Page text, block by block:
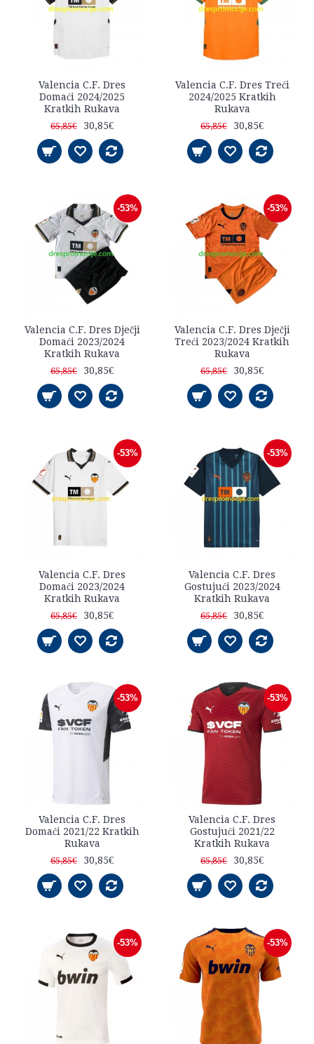
Valencia C.F. Dres
Domaći 2024/2025
Kratkih Rukava
65,85€ 30,85€
Valencia C.F. Dres Treći
2024/2025 Kratkih
Rukava
65,85€ 30,85€
-53%
Valencia C.F. Dres Dječji
Domaći 2023/2024
Kratkih Rukava
65,85€ 30,85€
-53%
Valencia C.F. Dres Dječji
Treći 2023/2024 Kratkih
Rukava
65,85€ 30,85€
-53%
Valencia C.F. Dres
Domaći 2023/2024
Kratkih Rukava
65,85€ 30,85€
-53%
Valencia C.F. Dres
Gostujući 2023/2024
Kratkih Rukava
65,85€ 30,85€
-53%
Valencia C.F. Dres
Domaći 2021/22 Kratkih
Rukava
65,85€ 30,85€
-53%
Valencia C.F. Dres
Gostujući 2021/22
Kratkih Rukava
65,85€ 30,85€
-53% -53%